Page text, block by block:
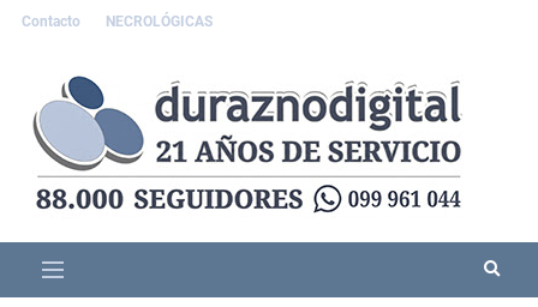
Contacto NECROLÓGICAS